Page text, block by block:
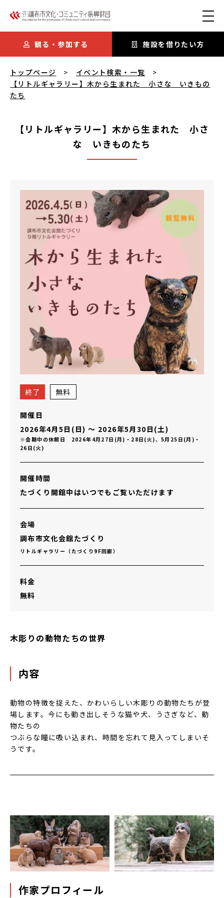
観る・参加する 施設を借りたい方
トップページ
イベント検索・一覧
【リトルギャラリー】木から生まれた 小さな いきもの
たち
【リトルギャラリー】木から生まれた 小さ
な いきものたち
【リトルギャラリー】木から生まれた 小さな いきもの
終了 無料
開催日
2026年4月5日(日) 〜 2026年5月30日(土)
※会期中の休館日 2026年4月27日(月)・28日(火)、5月25日(月)・
26日(火)
開催時間
たづくり開館中はいつでもご覧いただけます
会場
調布市文化会館たづくり
リトルギャラリー（たづくり9F回廊）
料金
無料
木彫りの動物たちの世界
内容
動物の特徴を捉えた、かわいらしい木彫りの動物たちが登
場します。今にも動き出しそうな猫や犬、うさぎなど、動
物たちの
つぶらな瞳に吸い込まれ、時間を忘れて見入ってしまいそ
うです。
作家プロフィール
【リトルギャラリー】木から生まれた 小さな いきものたち